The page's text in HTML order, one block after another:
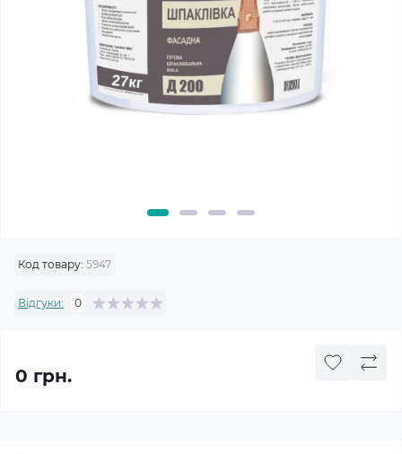
Код товару: 5947
Відгуки: 0
0 грн.